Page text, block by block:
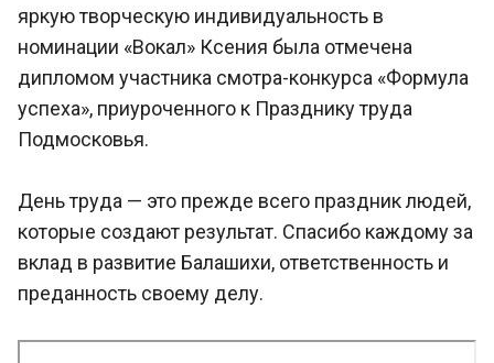
яркую творческую индивидуальность в
номинации «Вокал» Ксения была отмечена
дипломом участника смотра-конкурса «Формула
успеха», приуроченного к Празднику труда
Подмосковья.
День труда — это прежде всего праздник людей,
которые создают результат. Спасибо каждому за
вклад в развитие Балашихи, ответственность и
преданность своему делу.